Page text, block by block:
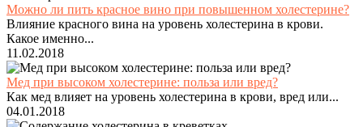
Можно ли пить красное вино при повышенном холестерине?
Влияние красного вина на уровень холестерина в крови.
Какое именно...
11.02.2018
Мед при высоком холестерине: польза или вред?
Как мед влияет на уровень холестерина в крови, вред или...
04.01.2018